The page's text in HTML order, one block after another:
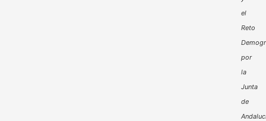
el
Reto
por
la
Junta
de